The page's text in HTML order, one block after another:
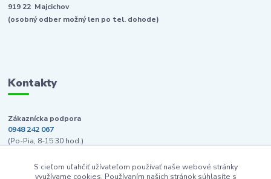
919 22 Majcichov
(osobný odber možný len po tel. dohode)
Kontakty
Zákaznícka podpora
0948 242 067
(Po-Pia, 8-15:30 hod.)
info@pcpredajna.sk
S cieľom uľahčiť užívateľom používať naše webové stránky
využívame cookies. Používaním našich stránok súhlasíte s